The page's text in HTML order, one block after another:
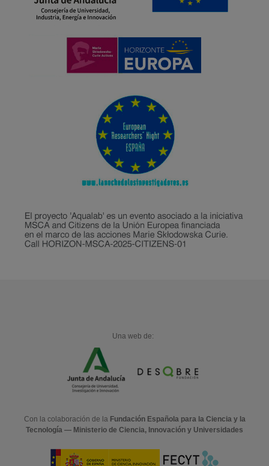
Una web de:
Con la colaboración de la Fundación Española para la Ciencia y la
Tecnología — Ministerio de Ciencia, Innovación y Universidades